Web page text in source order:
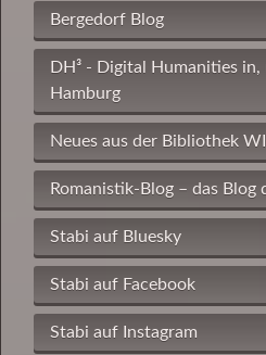
Bergedorf Blog
DH³ - Digital Humanities
Hamburg
Neues aus der Bibliothek
Romanistik-Blog – das Blog
Stabi auf Bluesky
Stabi auf Facebook
Stabi auf Instagram